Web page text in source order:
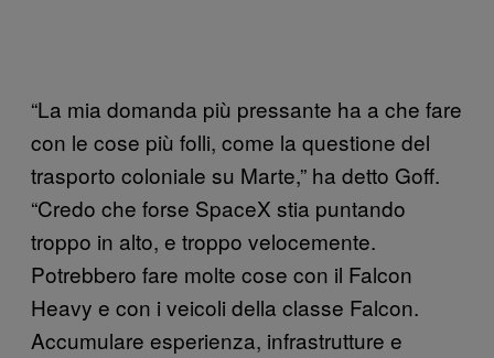
“La mia domanda più pressante ha a che fare
con le cose più folli, come la questione del
trasporto coloniale su Marte,” ha detto Goff.
“Credo che forse SpaceX stia puntando
troppo in alto, e troppo velocemente.
Potrebbero fare molte cose con il Falcon
Heavy e con i veicoli della classe Falcon.
Accumulare esperienza, infrastrutture e